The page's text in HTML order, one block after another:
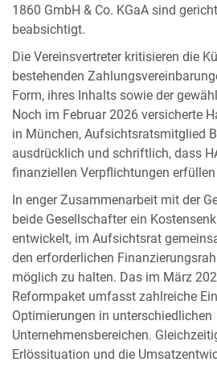
1860 GmbH & Co. KGaA sind
beabsichtigt.
Die Vereinsvertreter kritisieren die
bestehenden
Form, ihres Inhalts sowie der
Noch im Februar 2026 versicherte
in München, Aufsichtsratsmitglied
ausdrücklich und schriftlich, dass
finanziellen Verpflichtungen erfüllen
In enger Zusammenarbeit mit der
beide Gesellschafter ein
entwickelt, im Aufsichtsrat
den erforderlichen
möglich zu halten. Das im März
Reformpaket umfasst zahlreiche
Optimierungen in unterschiedlichen
Unternehmensbereichen.
Erlössituation und die